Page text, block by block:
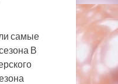
самые
В